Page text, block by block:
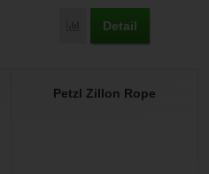
Porovnat
Detail
Petzl Zillon Rope